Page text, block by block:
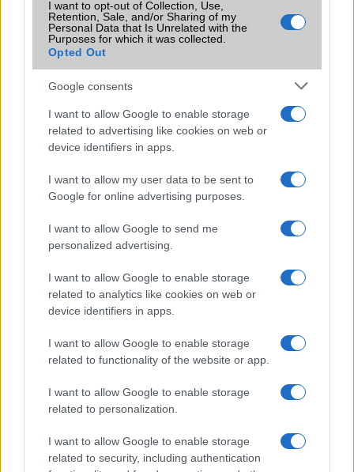
I want to opt-out of Collection, Use,
Retention, Sale, and/or Sharing of my
Personal Data that Is Unrelated with the
Purposes for which it was collected.
Opted Out
Google consents
I want to allow Google to enable storage
related to advertising like cookies on web or
device identifiers in apps.
I want to allow my user data to be sent to
Google for online advertising purposes.
I want to allow Google to send me
personalized advertising.
I want to allow Google to enable storage
related to analytics like cookies on web or
device identifiers in apps.
I want to allow Google to enable storage
related to functionality of the website or app.
I want to allow Google to enable storage
related to personalization.
I want to allow Google to enable storage
related to security, including authentication
2026.02.16| Sammyfans
Közeleg az Android 17 alapú frissítés – mutatjuk, mire
számíthatnak a Galaxy telefonok és tabletek tulajdonosai.
„Home Up” modulját, ami teljesen
átalakítja a kezdőképernyőt
2025.04.10| GSM Arena
már régóta szabvány – még az okostelefonok korszaka
előtt is létezett. Ez azonban merev, kissé unalmas, és
testreszabásban.
ezek a készülékek kapják meg
2025.03.25| 9to5Google
Galaxy S25, Galaxy Z Fold, Galaxy A széria
KAPCSOLÓDÓ HÍREK